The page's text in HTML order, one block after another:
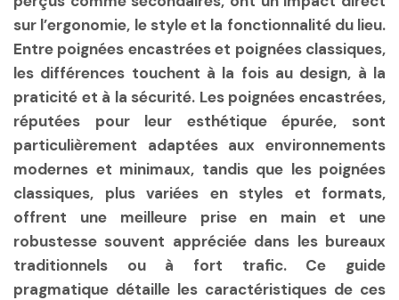
sur l’ergonomie, le style et la fonctionnalité du lieu.
Entre poignées encastrées et poignées classiques,
les différences touchent à la fois au design, à la
praticité et à la sécurité. Les poignées encastrées,
réputées pour leur esthétique épurée, sont
particulièrement adaptées aux environnements
modernes et minimaux, tandis que les poignées
classiques, plus variées en styles et formats,
offrent une meilleure prise en main et une
robustesse souvent appréciée dans les bureaux
traditionnels ou à fort trafic. Ce guide
pragmatique détaille les caractéristiques de ces